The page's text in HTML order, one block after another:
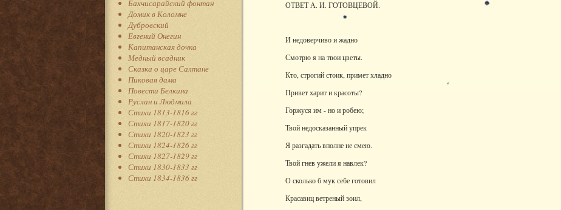
Бахчисарайский фонтан
Домик в Коломне
Дубровский
Евгений Онегин
Капитанская дочка
Медный всадник
Сказка о царе Салтане
Пиковая дама
Повести Белкина
Руслан и Людмила
Стихи 1813-1816 гг
Стихи 1817-1820 гг
Стихи 1820-1823 гг
Стихи 1824-1826 гг
Стихи 1827-1829 гг
Стихи 1830-1833 гг
Стихи 1834-1836 гг
ОТВЕТ А. И. ГОТОВЦЕВОЙ.
И недоверчиво и жадно
Смотрю я на твои цветы.
Кто, строгий стоик, примет хладно
Привет харит и красоты?
Горжуся им - но и робею;
Твой недосказанный упрек
Я разгадать вполне не смею.
Твой гнев ужели я навлек?
О сколько б мук себе готовил
Красавиц ветреный зоил,